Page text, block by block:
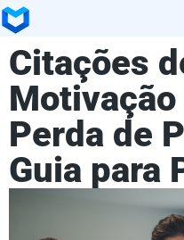
Citações
Motivação
Perda de
Guia para